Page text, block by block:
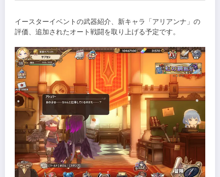
イースターイベントの武器紹介、新キャラ「アリアンナ」の
評価、追加されたオート戦闘を取り上げる予定です。